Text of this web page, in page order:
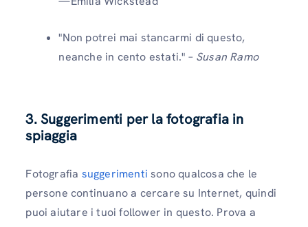
"Non potrei mai stancarmi di questo,
neanche in cento estati." – Susan Ramo
3. Suggerimenti per la fotografia in
spiaggia
Fotografia suggerimentisono qualcosa che le
persone continuano a cercare su Internet, quindi
puoi aiutare i tuoi follower in questo. Prova a